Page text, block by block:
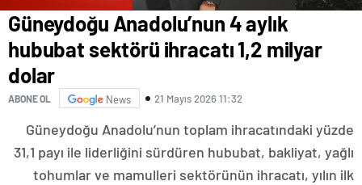
Güneydoğu Anadolu’nun 4 aylık
hububat sektörü ihracatı 1,2 milyar
dolar
ABONE OL News 21 Mayıs 2026 11:32
Güneydoğu Anadolu’nun toplam ihracatındaki yüzde
31,1 payı ile liderliğini sürdüren hububat, bakliyat, yağlı
tohumlar ve mamulleri sektörünün ihracatı, yılın ilk